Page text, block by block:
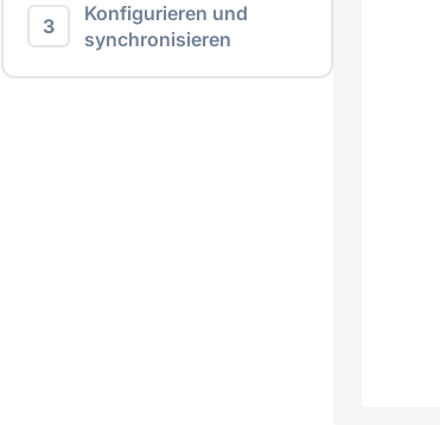
3
Konfigurieren und
synchronisieren